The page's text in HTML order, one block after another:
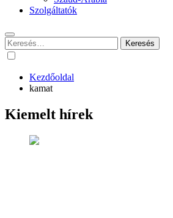
Szolgáltatók
Keresés:
Kezdőoldal
kamat
Kiemelt hírek